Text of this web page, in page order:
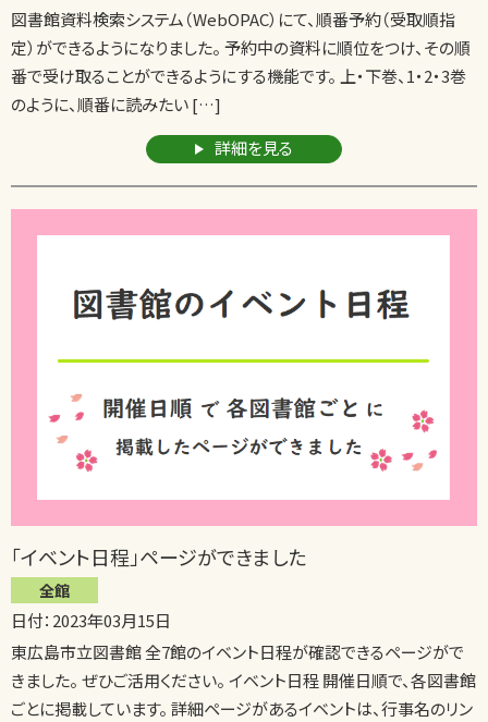
図書館資料検索システム（WebOPAC）にて、順番予約（受取順指
定）ができるようになりました。 予約中の資料に順位をつけ、その順
番で受け取ることができるようにする機能です。 上・下巻、1・2・3巻
のように、順番に読みたい […]
詳細を見る
「イベント日程」ページができました
全館
日付：2023年03月15日
東広島市立図書館 全7館のイベント日程が確認できるページがで
きました。 ぜひご活用ください。 イベント日程 開催日順で、各図書館
ごとに掲載しています。 詳細ページがあるイベントは、行事名のリン